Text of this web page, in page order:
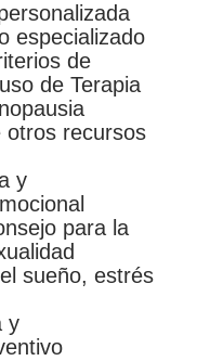
especializado
de
de Terapia
otros recursos
y
para la
sueño, estrés
y